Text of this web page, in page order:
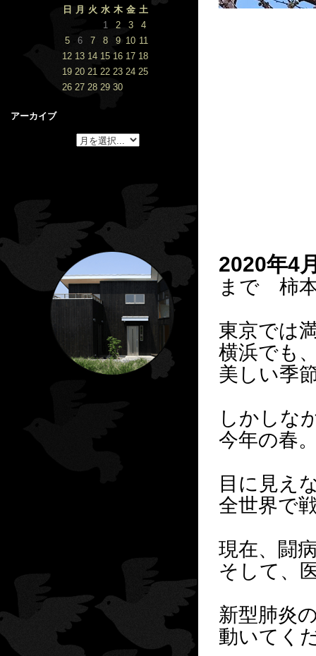
日 月 火 水 木 金 土
1
2 3
4
5
6 7 8 9 10 11
12 13 14 15 16 17 18
19 20 21 22 23 24 25
26 27 28 29 30
アーカイブ
2020年4
まで 柿
東京では
横浜でも
美しい季
しかしな
今年の春
目に見え
全世界で
現在、闘
そして、
新型肺炎
動いてく